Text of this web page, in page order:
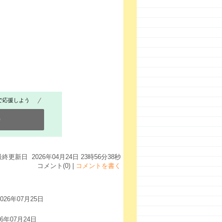
応援しよう
終更新日 2026年04月24日 23時56分38秒
コメント(0) |
コメントを書く
年07月25日
年07月24日